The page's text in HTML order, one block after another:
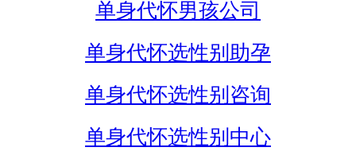
单身代怀男孩公司
单身代怀选性别助孕
单身代怀选性别咨询
单身代怀选性别中心